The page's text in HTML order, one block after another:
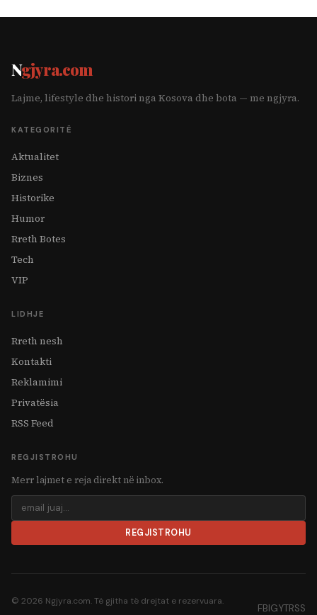
Ngjyra.com
Lajme, lifestyle dhe histori nga Kosova dhe bota — me ngjyra.
KATEGORITË
Aktualitet
Biznes
Historike
Humor
Rreth Botes
Tech
VIP
LIDHJE
Rreth nesh
Kontakti
Reklamimi
Privatësia
RSS Feed
REGJISTROHU
Merr lajmet e reja direkt në inbox.
REGJISTROHU
© 2026 Ngjyra.com. Të gjitha të drejtat e rezervuara.
FBIGYTRSS